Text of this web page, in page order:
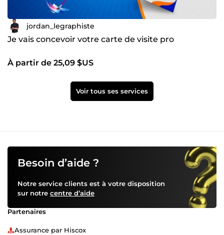
jordan_legraphiste
Je vais concevoir votre carte de visite pro
À partir de 25,09 $US
Voir tous ses services
Besoin d’aide ?
Notre service clients est à votre disposition
sur notre centre d’aide
Partenaires
Assurance par Hiscox